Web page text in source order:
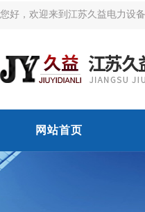
您好，欢迎来到江苏久益电力设
网站首页